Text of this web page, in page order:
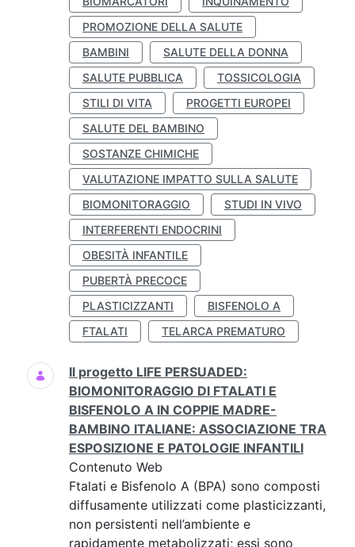
PROMOZIONE DELLA SALUTE
BAMBINI
SALUTE DELLA DONNA
SALUTE PUBBLICA
TOSSICOLOGIA
STILI DI VITA
PROGETTI EUROPEI
SALUTE DEL BAMBINO
SOSTANZE CHIMICHE
VALUTAZIONE IMPATTO SULLA SALUTE
BIOMONITORAGGIO
STUDI IN VIVO
INTERFERENTI ENDOCRINI
OBESITÀ INFANTILE
PUBERTÀ PRECOCE
PLASTICIZZANTI
BISFENOLO A
FTALATI
TELARCA PREMATURO
Il progetto LIFE PERSUADED:
BIOMONITORAGGIO DI FTALATI E
BISFENOLO A IN COPPIE MADRE-
BAMBINO ITALIANE: ASSOCIAZIONE TRA
ESPOSIZIONE E PATOLOGIE INFANTILI
Contenuto Web
Ftalati e Bisfenolo A (BPA) sono composti
diffusamente utilizzati come plasticizzanti,
non persistenti nell’ambiente e
rapidamente metabolizzati; essi sono